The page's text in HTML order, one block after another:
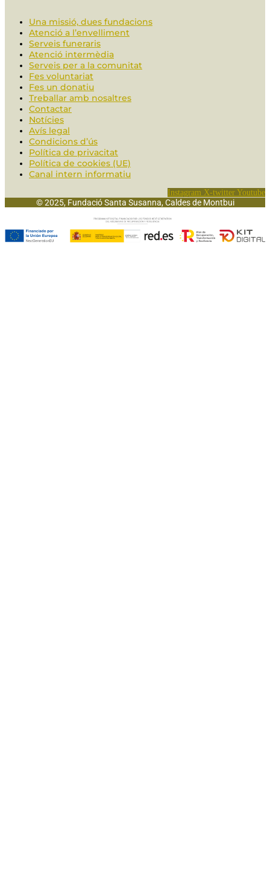
Una missió, dues fundacions
Atenció a l’envelliment
Serveis funeraris
Atenció intermèdia
Serveis per a la comunitat
Fes voluntariat
Fes un donatiu
Treballar amb nosaltres
Contactar
Notícies
Avís legal
Condicions d’ús
Política de privacitat
Política de cookies (UE)
Canal intern informatiu
Instagram X-twitter Youtube
© 2025, Fundació Santa Susanna, Caldes de Montbui